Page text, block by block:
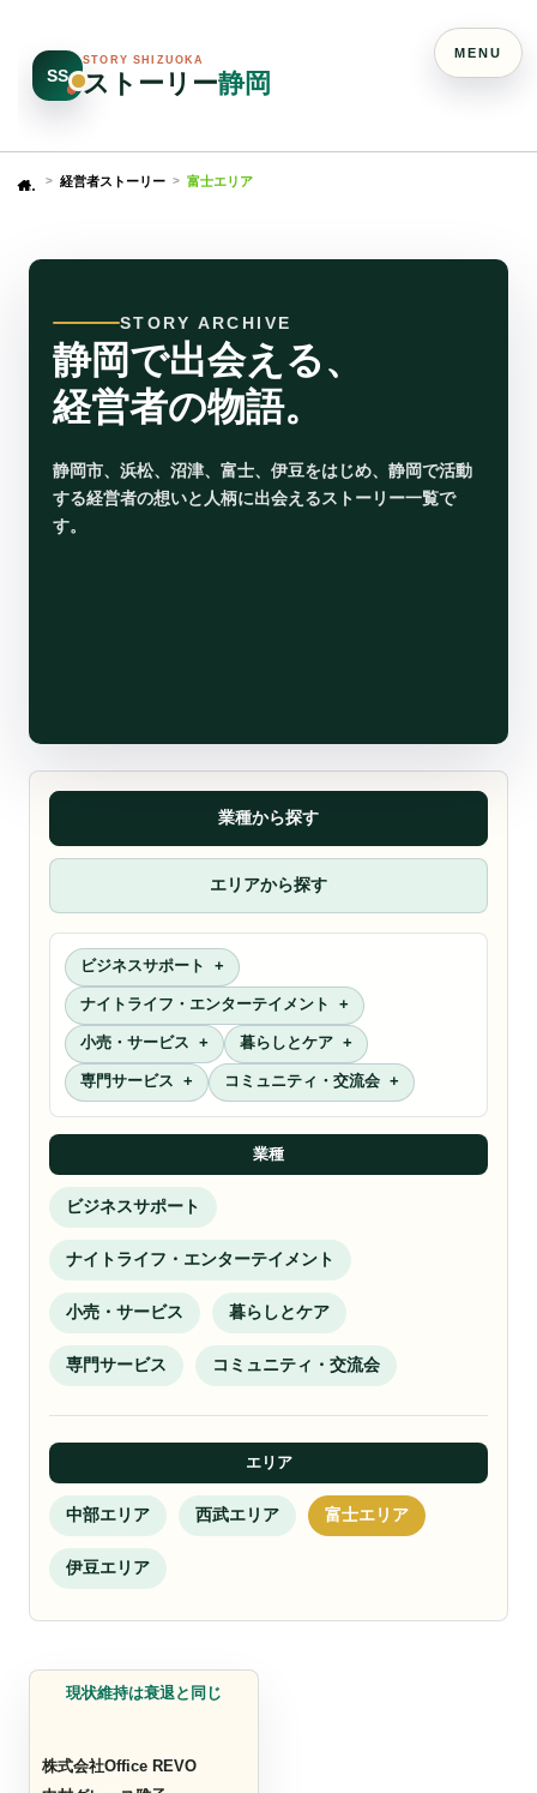
SS
STORY SHIZUOKA
ストーリー静岡
Home 経営者ストーリー 富士エリア
STORY ARCHIVE
静岡で出会える、
経営者の物語。
静岡市、浜松、沼津、富士、伊豆をはじめ、静岡で活動
する経営者の想いと人柄に出会えるストーリー一覧で
す。
業種から探す
エリアから探す
ビジネスサポート
ナイトライフ・エンターテイメント
小売・サービス 暮らしとケア
専門サービス コミュニティ・交流会
業種
ビジネスサポート
ナイトライフ・エンターテイメント
小売・サービス 暮らしとケア
専門サービス コミュニティ・交流会
エリア
中部エリア 西武エリア 富士エリア
伊豆エリア
現状維持は衰退と同じ
株式会社Office REVO
MENU